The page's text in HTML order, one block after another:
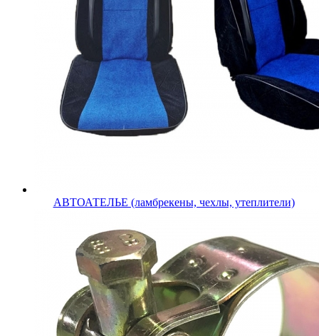
АВТОАТЕЛЬЕ (ламбрекены, чехлы, утеплители)